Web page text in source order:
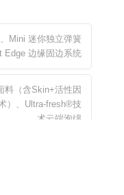
Mini 迷你独立弹簧
Edge 边缘固边系统
料（含Skin+活性因
）、Ultra-fresh®技
术云端泡绵